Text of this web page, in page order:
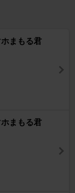
まもる君
まもる君